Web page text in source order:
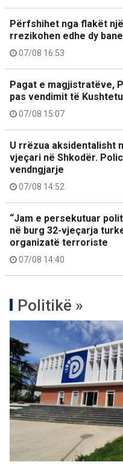
Përfshihet nga flakët
rrezikohen edhe dy
07/08 16:53
Pagat e magjistratëve,
pas vendimit të
07/08 15:07
U rrëzua aksidentalisht
vjeçari në Shkodër.
vendngjarje
07/08 14:52
“Jam e persekutuar
në burg 32-vjeçarja
organizatë terroriste
07/08 14:40
Politikë »